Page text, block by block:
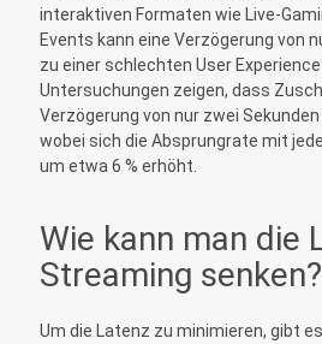
interaktiven Formaten wie Live-
Events kann eine Verzögerung von
zu einer schlechten User Experience
Untersuchungen zeigen, dass
Verzögerung von nur zwei
wobei sich die Absprungrate mit
um etwa 6 % erhöht.
Wie kann man die
Streaming senken?
Um die Latenz zu minimieren, gibt